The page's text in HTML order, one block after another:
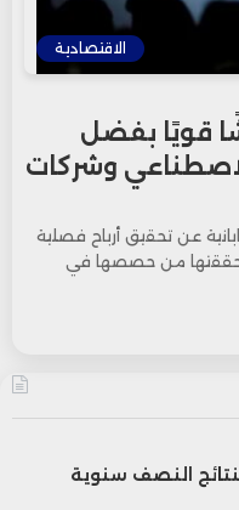
الاقتصادية
قويًا بفضل
وشركات
عن تحقيق أرباح فصلية
حققتها من حصصها في
النصف سنوية